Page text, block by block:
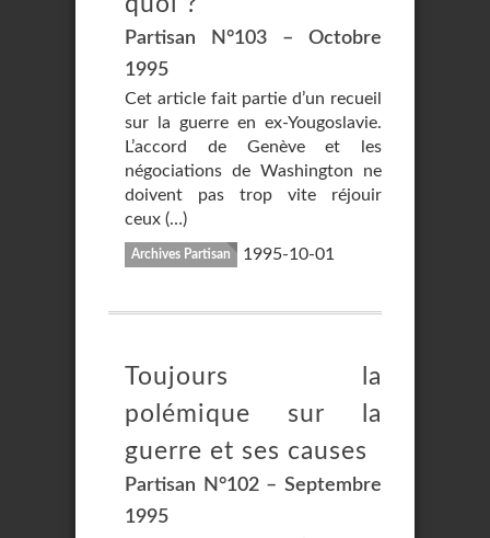
Partisan N°103 – Octobre
1995
Cet article fait partie d’un recueil
sur la guerre en ex-Yougoslavie.
L’accord de Genève et les
négociations de Washington ne
doivent pas trop vite réjouir
ceux (…)
Archives Partisan 1995-10-01
Toujours la
polémique sur la
guerre et ses causes
Partisan N°102 – Septembre
1995